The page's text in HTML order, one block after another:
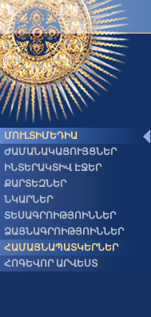
ՄՈՒԼՏԻՄԵԴԻԱ
ԺԱՄԱՆԱԿԱՑՈՒՅՑՆԵՐ
ԻՆՏԵՐԱԿՏԻՎ ԷՋԵՐ
ՔԱՐՏԵԶՆԵՐ
ՆԿԱՐՆԵՐ
ՏԵՍԱԳՐՈԻԹՅՈԻՆՆԵՐ
ՁԱՅՆԱԳՐՈԻԹՅՈԻՆՆԵՐ
ՀԱՄԱՅՆԱՊԱՏԿԵՐՆԵՐ
ՀՈԳԵՎՈՐ ԱՐՎԵՍՏ